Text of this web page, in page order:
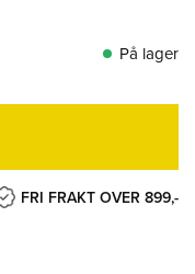
På lager
FRI FRAKT OVER 899,-